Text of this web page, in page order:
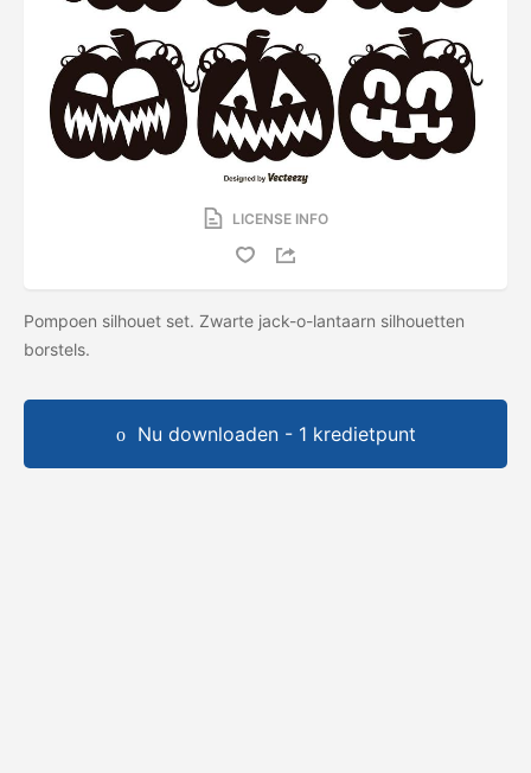
LICENSE INFO
Pompoen silhouet set. Zwarte jack-o-lantaarn silhouetten
borstels.
Nu downloaden - 1 kredietpunt